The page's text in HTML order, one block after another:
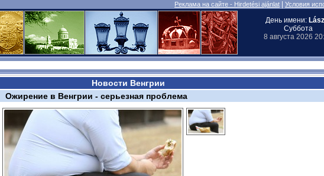
Реклама на сайте - Hirdetési ajánlat Условия
День имени:
Суббота
8 августа 2026
Новости Венгрии
Ожирение в Венгрии - серьезная проблема